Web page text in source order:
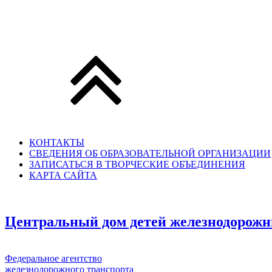
КОНТАКТЫ
СВЕДЕНИЯ ОБ ОБРАЗОВАТЕЛЬНОЙ ОРГАНИЗАЦИИ
ЗАПИСАТЬСЯ В ТВОРЧЕСКИЕ ОБЪЕДИНЕНИЯ
КАРТА САЙТА
Центральный дом детей
Федеральное агентство
железнодорожного транспорта